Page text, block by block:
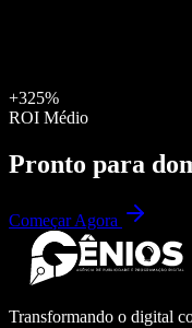
+325%
ROI Médio
Pronto para
Começar Agora
Transformando o digital